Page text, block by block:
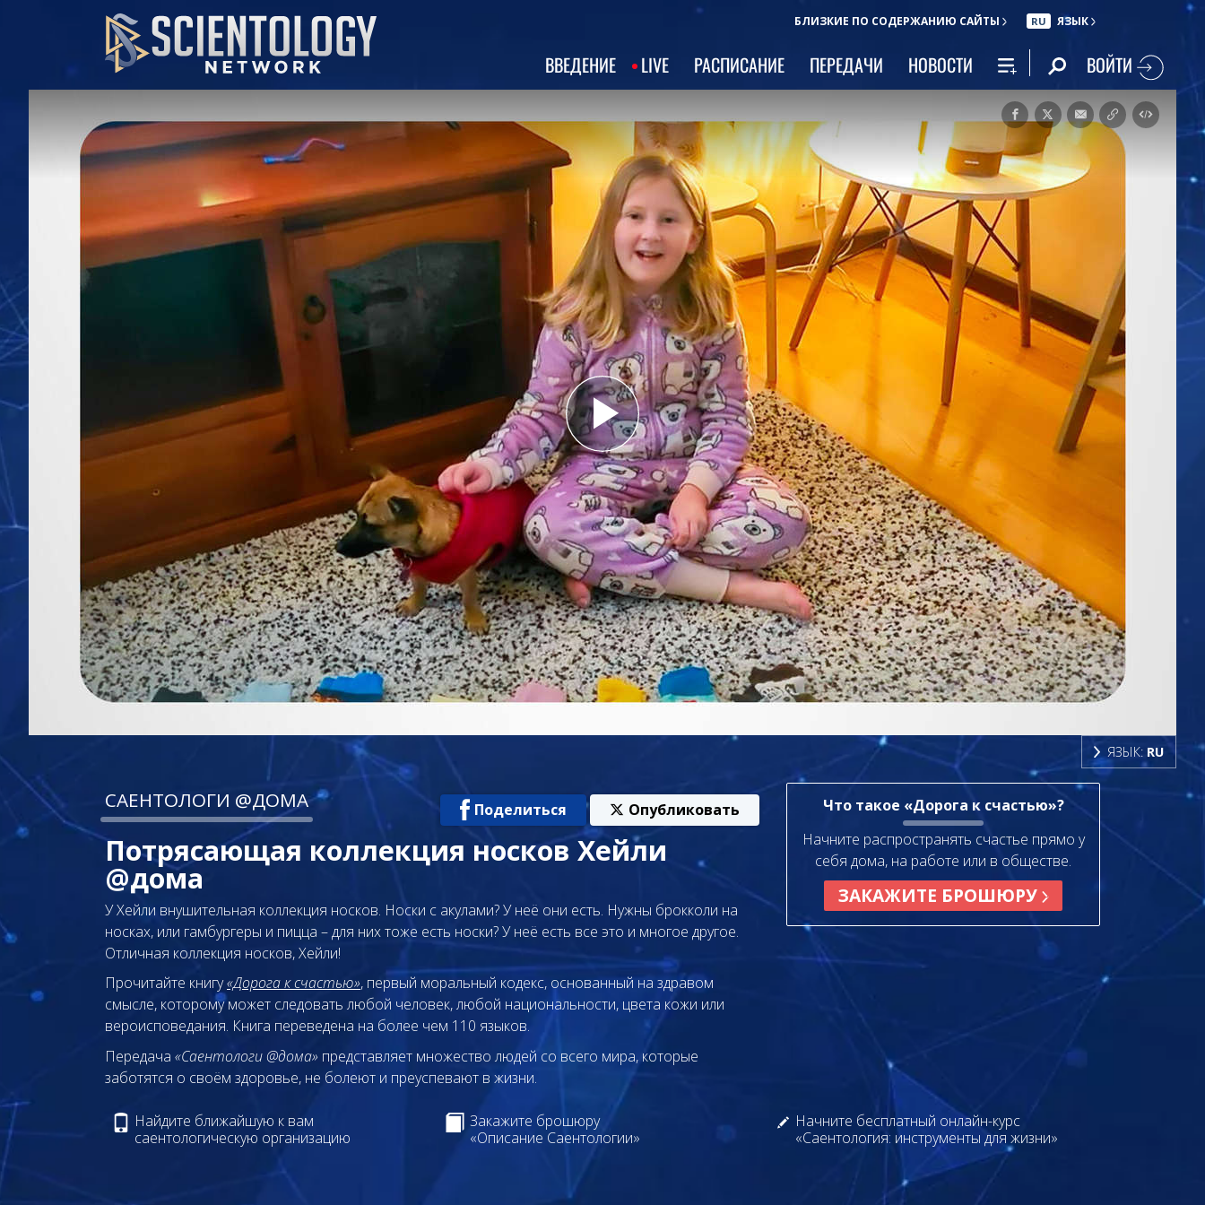
БЛИЗКИЕ ПО СОДЕРЖАНИЮ САЙТЫ RU ЯЗЫК
ВВЕДЕНИЕ LIVE РАСПИСАНИЕ ПЕРЕДАЧИ НОВОСТИ ВОЙТИ
Play
Video
ЯЗЫК: RU
САЕНТОЛОГИ @ДОМА Поделиться Опубликовать
Потрясающая коллекция носков Хейли
@дома
У Хейли внушительная коллекция носков. Носки с акулами? У неё они есть. Нужны брокколи на
носках, или гамбургеры и пицца – для них тоже есть носки? У неё есть все это и многое другое.
Отличная коллекция носков, Хейли!
Прочитайте книгу«Дорога к счастью», первый моральный кодекс, основанный на здравом
смысле, которому может следовать любой человек, любой национальности, цвета кожи или
вероисповедания. Книга переведена на более чем 110 языков.
Передача «Саентологи @дома» представляет множество людей со всего мира, которые
заботятся о своём здоровье, не болеют и преуспевают в жизни.
Что такое «Дорога к счастью»?
Начните распространять счастье прямо у
себя дома, на работе или в обществе.
ЗАКАЖИТЕ БРОШЮРУ
Найдите ближайшую к вам
саентологическую организацию
Закажите брошюру
«Описание Саентологии»
Начните бесплатный онлайн-курс
«Саентология: инструменты для жизни»